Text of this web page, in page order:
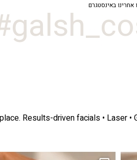
אחרינו באינסטגרם
Results-driven facials • Laser •
אקנה הוא אחד המצבים הנפוצים ביותר